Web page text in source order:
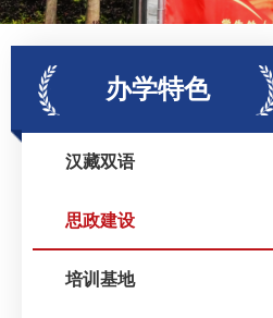
办学特色
汉藏双语
思政建设
培训基地